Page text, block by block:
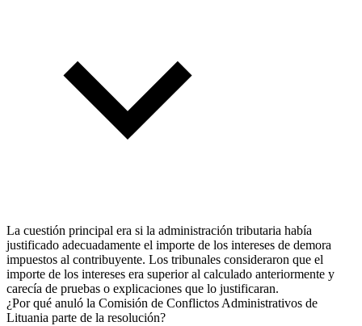
La cuestión principal era si la administración tributaria había
justificado adecuadamente el importe de los intereses de demora
impuestos al contribuyente. Los tribunales consideraron que el
importe de los intereses era superior al calculado anteriormente y
carecía de pruebas o explicaciones que lo justificaran.
¿Por qué anuló la Comisión de Conflictos Administrativos de
Lituania parte de la resolución?